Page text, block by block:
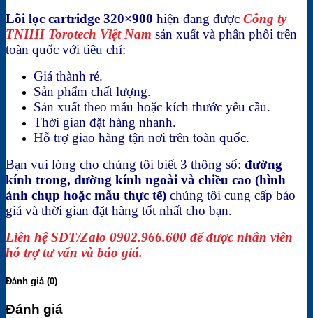
Lõi lọc cartridge 320×900 hiện đang được Công ty
TNHH Torotech Việt Nam sản xuất và phân phối trên
toàn quốc với tiêu chí:
Giá thành rẻ.
Sản phẩm chất lượng.
Sản xuất theo mẫu hoặc kích thước yêu cầu.
Thời gian đặt hàng nhanh.
Hỗ trợ giao hàng tận nơi trên toàn quốc.
Bạn vui lòng cho chúng tôi biết 3 thông số: đường
kính trong, đường kính ngoài và chiều cao (hình
ảnh chụp hoặc mẫu thực tế) chúng tôi cung cấp báo
giá và thời gian đặt hàng tốt nhất cho bạn.
Liên hệ SĐT/Zalo 0902.966.600 để được nhân viên
hỗ trợ tư vấn và báo giá.
Đánh giá (0)
Đánh giá